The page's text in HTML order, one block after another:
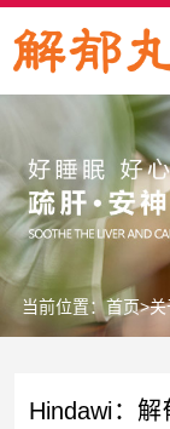
当前位置：首页>关
Hindawi：